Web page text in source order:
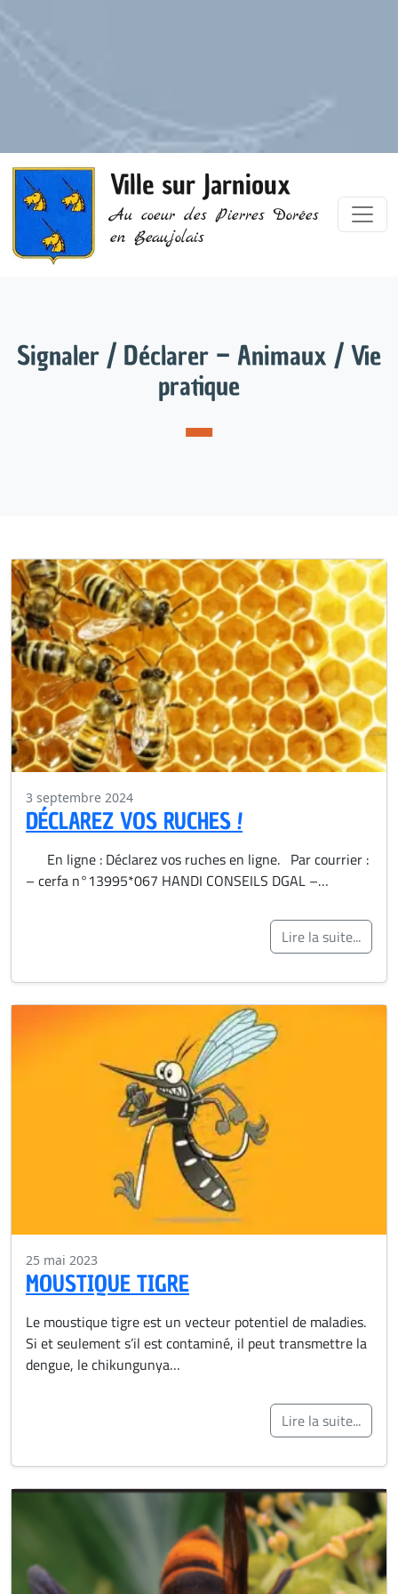
Ville sur Jarnioux
Au coeur des Pierres Dorées
en Beaujolais
Signaler / Déclarer – Animaux / Vie
pratique
3 septembre 2024
DÉCLAREZ VOS RUCHES !
En ligne : Déclarez vos ruches en ligne. Par courrier :
– cerfa n°13995*067 HANDI CONSEILS DGAL –…
Lire la suite...
25 mai 2023
MOUSTIQUE TIGRE
Le moustique tigre est un vecteur potentiel de maladies.
Si et seulement s’il est contaminé, il peut transmettre la
dengue, le chikungunya…
Lire la suite...